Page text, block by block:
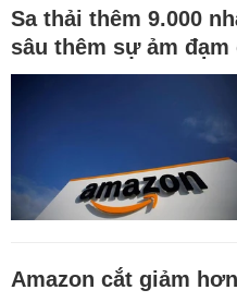
Sa thải thêm 9.000
sâu thêm sự ảm
Amazon cắt giảm